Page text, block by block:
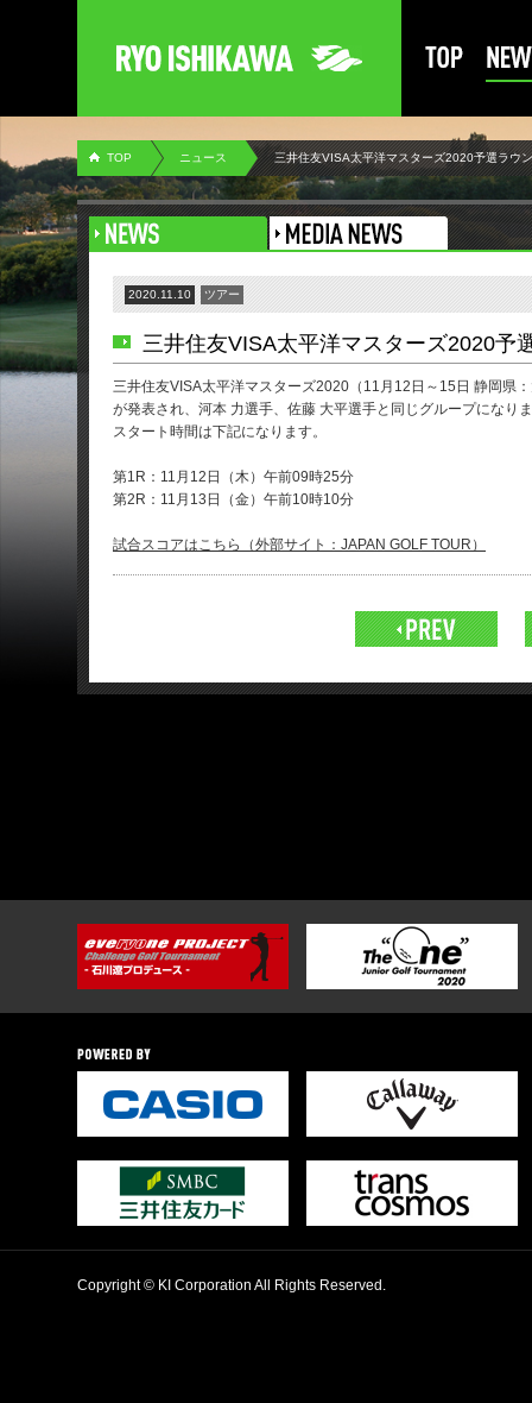
TOP ニュース 三井住友VISA太平洋マスターズ2020予選ラウ
2020.11.10 ツアー
三井住友VISA太平洋マスターズ2020予
三井住友VISA太平洋マスターズ2020（11月12日～15日 静岡県
が発表され、河本 力選手、佐藤 大平選手と同じグループになり
スタート時間は下記になります。
第1R：11月12日（木）午前09時25分
第2R：11月13日（金）午前10時10分
試合スコアはこちら（外部サイト：JAPAN GOLF TOUR）
Copyright © KI Corporation All Rights Reserved.